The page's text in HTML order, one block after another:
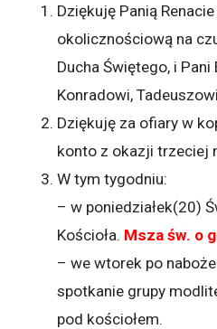
Dziękuję Panią
okolicznościową na
Ducha Świętego, i
Konradowi,
Dziękuję za ofiary w
konto z okazji trzeciej
W tym tygodniu:
– w poniedziałek(20)
Kościoła. Msza św. o
– we wtorek po
spotkanie grupy
pod kościołem.